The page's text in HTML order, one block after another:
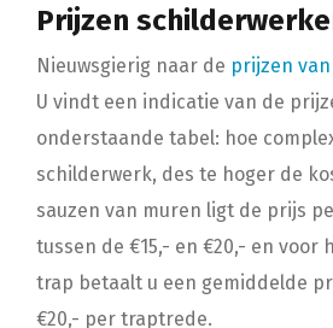
Prijzen
Nieuwsgierig naar de prijzen
U vindt een indicatie van de
onderstaande tabel: hoe
schilderwerk, des te hoger de
sauzen van muren ligt de prijs
tussen de €15,- en €20,- en voor
trap betaalt u een gemiddelde
€20,- per traptrede.